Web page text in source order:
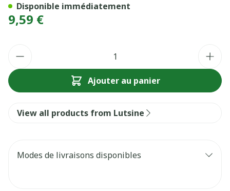
9,59 €
Ajouter au panier
Disponible immédiatement
View all products from Lutsine
Modes de livraisons disponibles